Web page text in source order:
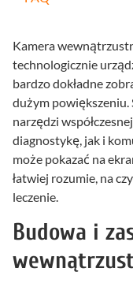
Kamera
technologicznie
bardzo dokładne
dużym powiększeniu.
narzędzi
diagnostykę, jak i
może pokazać na
łatwiej rozumie, na
leczenie.
Budowa i